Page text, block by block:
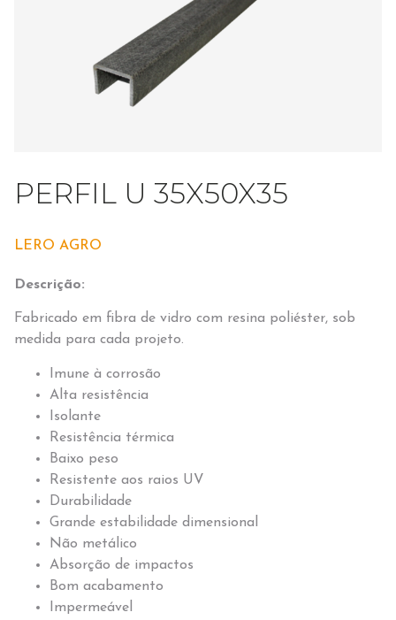
PERFIL U 35X50X35
LERO AGRO
Descrição:
Fabricado em fibra de vidro com resina poliéster, sob
medida para cada projeto.
Imune à corrosão
Alta resistência
Isolante
Resistência térmica
Baixo peso
Resistente aos raios UV
Durabilidade
Grande estabilidade dimensional
Não metálico
Absorção de impactos
Bom acabamento
Impermeável